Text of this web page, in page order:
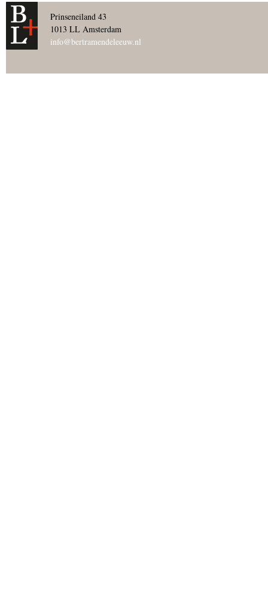
Pagina's
Prinseneiland 43
1013 LL Amsterdam
info@bertramendeleeuw.nl